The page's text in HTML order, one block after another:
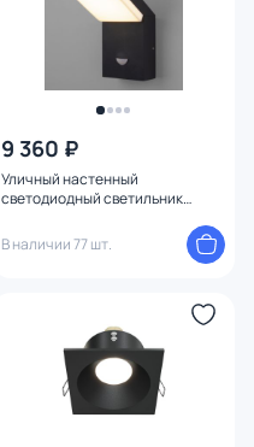
9 360 ₽
Уличный настенный
светодиодный светильник
датчиком движения) 1541
TECHNO LED черный
В наличии 77 шт.